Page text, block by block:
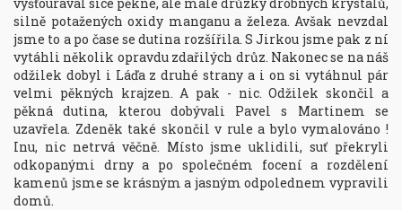
silně potažených oxidy manganu a železa. Avšak nevzdal
jsme to a po čase se dutina rozšířila. S Jirkou jsme pak z ní
vytáhli několik opravdu zdařilých drůz. Nakonec se na náš
odžilek dobyl i Láďa z druhé strany a i on si vytáhnul pár
velmi pěkných krajzen. A pak - nic. Odžilek skončil a
pěkná dutina, kterou dobývali Pavel s Martinem se
uzavřela. Zdeněk také skončil v rule a bylo vymalováno !
Inu, nic netrvá věčně. Místo jsme uklidili, suť překryli
odkopanými drny a po společném focení a rozdělení
kamenů jsme se krásným a jasným odpolednem vypravili
domů.